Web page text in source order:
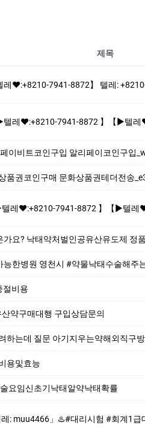
제목
】 텔레: +8210-8069-3799 #기능사대리시험#신분증제작♨️ ♬
】【▶텔레♥ : +8210-8069-3799 】◈♨️ #영문서류위조 #졸업증명
이비트코인구입 알리페이코인구입
품권코인구매 문화상품권테더전송
▶텔레♥ : +8210-8069-3799 】◈♨️〓소득금액증명원,잔액증명서위조
가요? 낙태약처벌인공유산유도제 정
한병원 영천시 #약물낙태수술해주
절비용
약구매대행 구입상담문의
하는데 질문 아기지우는약해외직구
용및효능
요임신초기낙태알약낙태확률
계1급대리시험 #세무1급대리시험 #회계사대리시험♨️ ♨️제작업체-위조업